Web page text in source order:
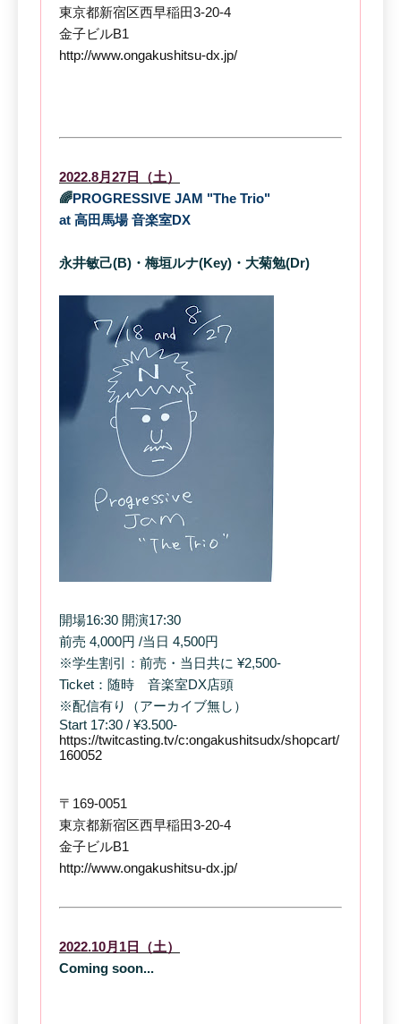
東京都新宿区西早稲田3-20-4
金子ビルB1
http://www.ongakushitsu-dx.jp/
2022.8月27日（土）
🌈PROGRESSIVE JAM "The Trio"
at 高田馬場 音楽室DX
永井敏己(B)・梅垣ルナ(Key)・大菊勉(Dr)
開場16:30 開演17:30
前売 4,000円 /当日 4,500円
※学生割引：前売・当日共に ¥2,500-
Ticket：‪随時 音楽室DX店頭
※配信有り（アーカイブ無し）
Start 17:30 / ¥3.500-
https://twitcasting.tv/c:ongakushitsudx/shopcart/
160052
〒169-0051
東京都新宿区西早稲田3-20-4
金子ビルB1
http://www.ongakushitsu-dx.jp/
2022.10月1日（土）
Coming soon...